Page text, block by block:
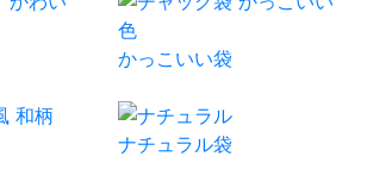
かっこいい袋
ナチュラル袋